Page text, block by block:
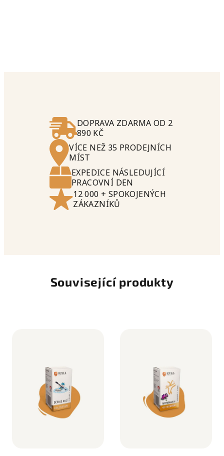
DOPRAVA ZDARMA OD 2
890 KČ
VÍCE NEŽ 35 PRODEJNÍCH
MÍST
EXPEDICE NÁSLEDUJÍCÍ
PRACOVNÍ DEN
12 000 + SPOKOJENÝCH
ZÁKAZNÍKŮ
Související produkty